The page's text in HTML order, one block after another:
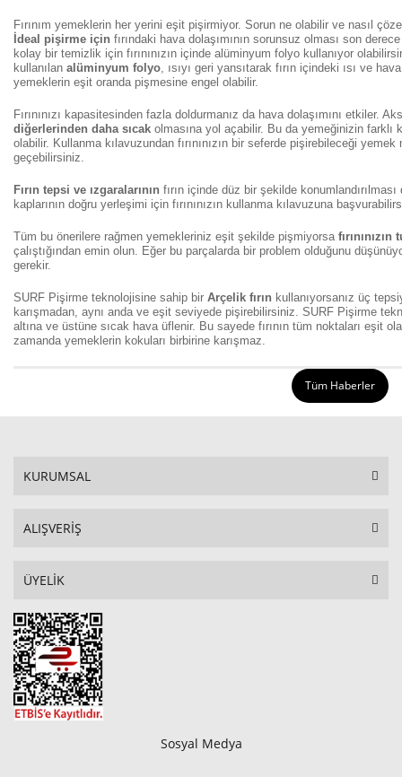
Fırınım yemeklerin her yerini eşit pişirmiyor. Sorun ne olabilir ve nasıl
İdeal pişirme için fırındaki hava dolaşımının sorunsuz olması son
kolay bir temizlik için fırınınızın içinde alüminyum folyo kullanıyor
kullanılan alüminyum folyo, ısıyı geri yansıtarak fırın içindeki ısı ve
yemeklerin eşit oranda pişmesine engel olabilir.
Fırınınızı kapasitesinden fazla doldurmanız da hava dolaşımını etkiler.
diğerlerinden daha sıcak olmasına yol açabilir. Bu da yemeğinizin farklı
olabilir. Kullanma kılavuzundan fırınınızın bir seferde pişirebileceği
geçebilirsiniz.
Fırın tepsi ve ızgaralarının fırın içinde düz bir şekilde
kaplarının doğru yerleşimi için fırınınızın kullanma kılavuzuna
Tüm bu önerilere rağmen yemekleriniz eşit şekilde pişmiyorsa
çalıştığından emin olun. Eğer bu parçalarda bir problem olduğunu
gerekir.
SURF Pişirme teknolojisine sahip bir Arçelik fırın kullanıyorsanız üç
karışmadan, aynı anda ve eşit seviyede pişirebilirsiniz. SURF Pişirme
altına ve üstüne sıcak hava üflenir. Bu sayede fırının tüm noktaları eşit
zamanda yemeklerin kokuları birbirine karışmaz.
Tüm Haberler
KURUMSAL
ALIŞVERİŞ
ÜYELİK
Sosyal Medya